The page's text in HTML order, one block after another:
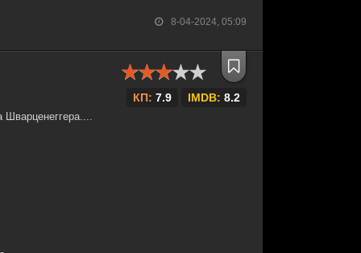
8-04-2024, 05:09
КП: 7.9 IMDB: 8.2
Шварценеггера....